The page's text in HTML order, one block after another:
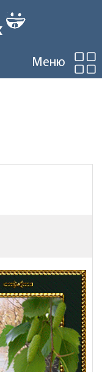
Меню